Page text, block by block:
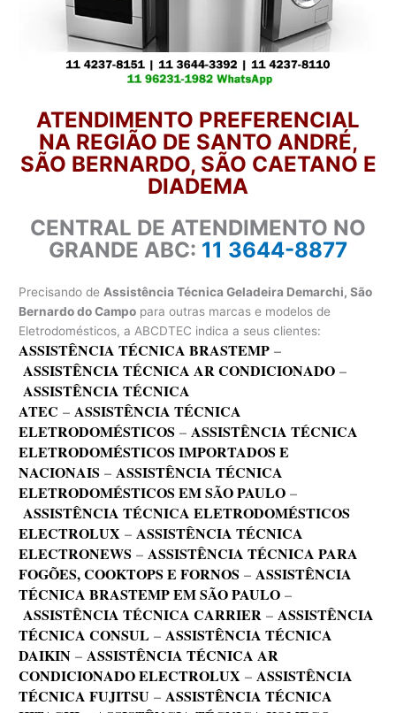
ATENDIMENTO PREFERENCIAL
NA REGIÃO DE SANTO ANDRÉ,
SÃO BERNARDO, SÃO CAETANO E
DIADEMA
CENTRAL DE ATENDIMENTO NO
GRANDE ABC: 11 3644-8877
Precisando de Assistência Técnica Geladeira Demarchi, São
Bernardo do Campo para outras marcas e modelos de
Eletrodomésticos, a ABCDTEC indica a seus clientes:
ASSISTÊNCIA TÉCNICA BRASTEMP –
ASSISTÊNCIA TÉCNICA AR CONDICIONADO –
ASSISTÊNCIA TÉCNICA
ATEC –ASSISTÊNCIA TÉCNICA
ELETRODOMÉSTICOS –ASSISTÊNCIA TÉCNICA
ELETRODOMÉSTICOS IMPORTADOS E
NACIONAIS –ASSISTÊNCIA TÉCNICA
ELETRODOMÉSTICOS EM SÃO PAULO –
ASSISTÊNCIA TÉCNICA ELETRODOMÉSTICOS
ELECTROLUX –ASSISTÊNCIA TÉCNICA
ELECTRONEWS –ASSISTÊNCIA TÉCNICA PARA
FOGÕES, COOKTOPS E FORNOS –ASSISTÊNCIA
TÉCNICA BRASTEMP EM SÃO PAULO –
ASSISTÊNCIA TÉCNICA CARRIER –ASSISTÊNCIA
TÉCNICA CONSUL –ASSISTÊNCIA TÉCNICA
DAIKIN –ASSISTÊNCIA TÉCNICA AR
CONDICIONADO ELECTROLUX –ASSISTÊNCIA
TÉCNICA FUJITSU –ASSISTÊNCIA TÉCNICA